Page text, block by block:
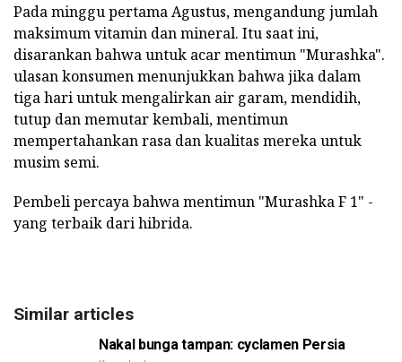
Pada minggu pertama Agustus, mengandung jumlah
maksimum vitamin dan mineral. Itu saat ini,
disarankan bahwa untuk acar mentimun "Murashka".
ulasan konsumen menunjukkan bahwa jika dalam
tiga hari untuk mengalirkan air garam, mendidih,
tutup dan memutar kembali, mentimun
mempertahankan rasa dan kualitas mereka untuk
musim semi.
Pembeli percaya bahwa mentimun "Murashka F 1" -
yang terbaik dari hibrida.
Similar articles
Nakal bunga tampan: cyclamen Persia